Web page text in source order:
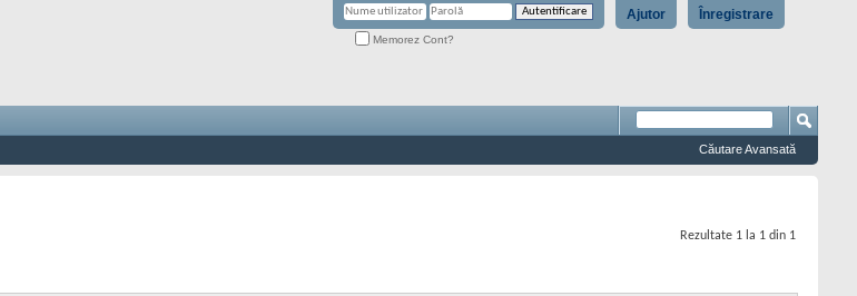
Înregistrare
Ajutor
Memorez Cont?
Căutare Avansată
Rezultate 1 la 1 din 1